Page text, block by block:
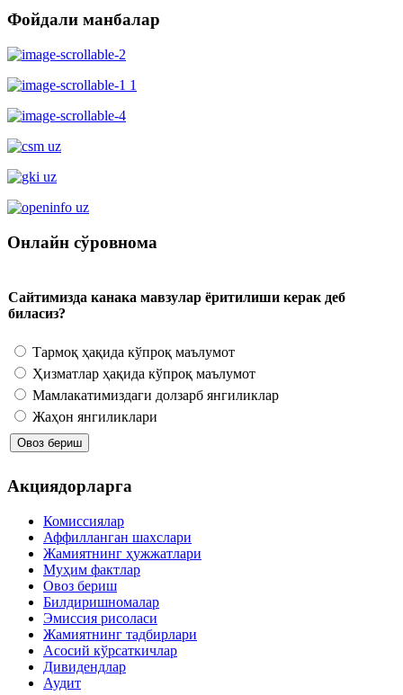
Фойдали манбалар
Онлайн сўровнома
Сайтимизда канака мавзулар ёритилиши керак деб
биласиз?
Тармоқ ҳақида кўпроқ маълумот
Ҳизматлар ҳақида кўпроқ маълумот
Мамлакатимиздаги долзарб янгиликлар
Жаҳон янгиликлари
Акциядорларга
Комиссиялар
Аффилланган шахслари
Жамиятнинг ҳужжатлари
Муҳим фактлар
Овоз бериш
Билдиришномалар
Эмиссия рисоласи
Жамиятнинг тадбирлари
Асосий кўрсаткичлар
Дивидендлар
Аудит